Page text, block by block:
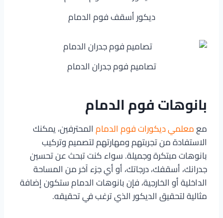
ديكور أسقف فوم الدمام
تصاميم فوم جدران الدمام
بانوهات فوم الدمام
معمعلمي ديكورات فوم الدمامالمحترفين، يمكنك
الاستفادة من تجربتهم ومهارتهم لتصميم وتركيب
بانوهات مبتكرة وجميلة. سواء كنت تبحث عن تحسين
جدرانك، أسقفك، درجاتك، أو أي جزء آخر من المساحة
الداخلية أو الخارجية، فإن بانوهات الدمام ستكون إضافة
مثالية لتحقيق الديكور الذي ترغب في تحقيقه.